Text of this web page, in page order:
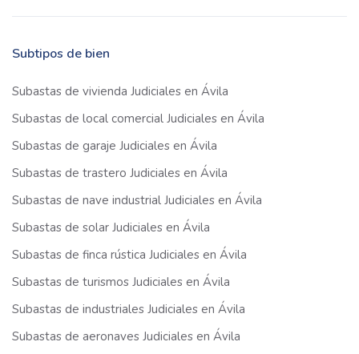
Subtipos de bien
Subastas de vivienda Judiciales en Ávila
Subastas de local comercial Judiciales en Ávila
Subastas de garaje Judiciales en Ávila
Subastas de trastero Judiciales en Ávila
Subastas de nave industrial Judiciales en Ávila
Subastas de solar Judiciales en Ávila
Subastas de finca rústica Judiciales en Ávila
Subastas de turismos Judiciales en Ávila
Subastas de industriales Judiciales en Ávila
Subastas de aeronaves Judiciales en Ávila